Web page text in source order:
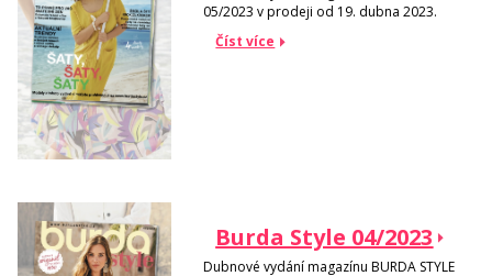
05/2023 v prodeji od 19. dubna 2023.
Číst více
Burda Style 04/2023
Dubnové vydání magazínu BURDA STYLE